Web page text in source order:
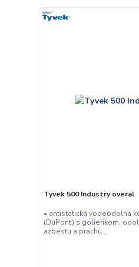
Tyvek 500 Industry overal
• antistatická vodeodolná
(DuPont) s golierikom,
azbestu a prachu ...